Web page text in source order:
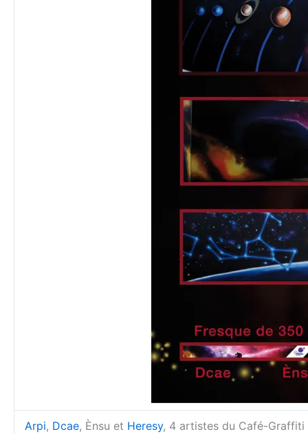
Arpi, Dcae, Ènsu et Heresy, 4 artistes du Café-Graffiti